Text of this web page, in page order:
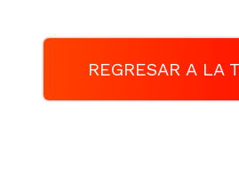
REGRESAR A LA